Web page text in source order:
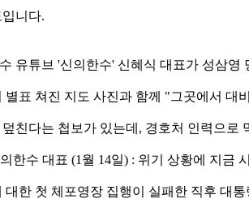
니다.
유튜브 '신의한수' 신혜식 대표가 성삼
별표 쳐진 지도 사진과 함께 "그곳에서 대
친다는 첩보가 있는데, 경호처 인력으
한수 대표 (1월 14일) : 위기 상황에 지
대한 첫 체포영장 집행이 실패한 직후 대